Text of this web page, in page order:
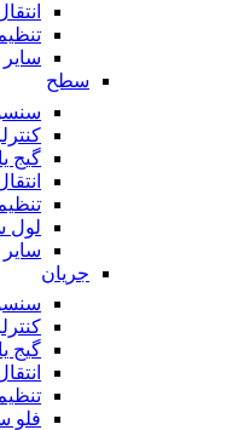
سایر
سطح
گیج
لول
سایر
جریان
گیج
فلو